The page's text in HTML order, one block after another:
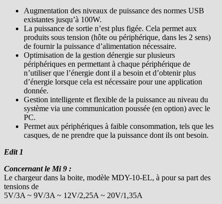
Augmentation des niveaux de puissance des normes USB
existantes jusqu’à 100W.
La puissance de sortie n’est plus figée. Cela permet aux
produits sous tension (hôte ou périphérique, dans les 2 sens)
de fournir la puissance d’alimentation nécessaire.
Optimisation de la gestion dénergie sur plusieurs
périphériques en permettant à chaque périphérique de
n’utiliser que l’énergie dont il a besoin et d’obtenir plus
d’énergie lorsque cela est nécessaire pour une application
donnée.
Gestion intelligente et flexible de la puissance au niveau du
système via une communication poussée (en option) avec le
PC.
Permet aux périphériques à faible consommation, tels que les
casques, de ne prendre que la puissance dont ils ont besoin.
Edit 1
Concernant le Mi 9 :
Le chargeur dans la boite, modèle MDY-10-EL, à pour sa part des
tensions de
5V/3A ~ 9V/3A ~ 12V/2,25A ~ 20V/1,35A